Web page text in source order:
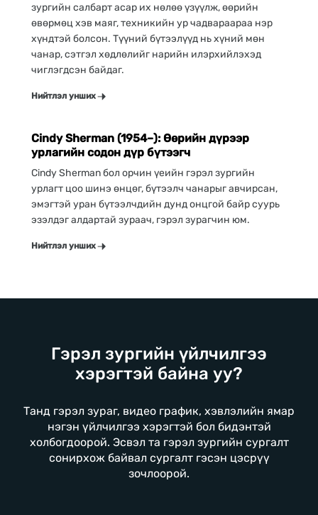
зургийн салбарт асар их нөлөө үзүүлж, өөрийн
өвөрмөц хэв маяг, техникийн ур чадвараараа нэр
хүндтэй болсон. Түүний бүтээлүүд нь хүний мөн
чанар, сэтгэл хөдлөлийг нарийн илэрхийлэхэд
чиглэгдсэн байдаг.
Нийтлэл унших
Гэрэл зураг
Cindy Sherman (1954–): Өөрийн дүрээр
урлагийн содон дүр бүтээгч
Cindy Sherman бол орчин үеийн гэрэл зургийн
урлагт цоо шинэ өнцөг, бүтээлч чанарыг авчирсан,
эмэгтэй уран бүтээлчдийн дунд онцгой байр суурь
эзэлдэг алдартай зураач, гэрэл зурагчин юм.
Нийтлэл унших
Гэрэл зургийн үйлчилгээ
хэрэгтэй байна уу?
Танд гэрэл зураг, видео график, хэвлэлийн ямар
нэгэн үйлчилгээ хэрэгтэй бол бидэнтэй
холбогдоорой. Эсвэл та гэрэл зургийн сургалт
сонирхож байвал сургалт гэсэн цэсрүү
зочлоорой.